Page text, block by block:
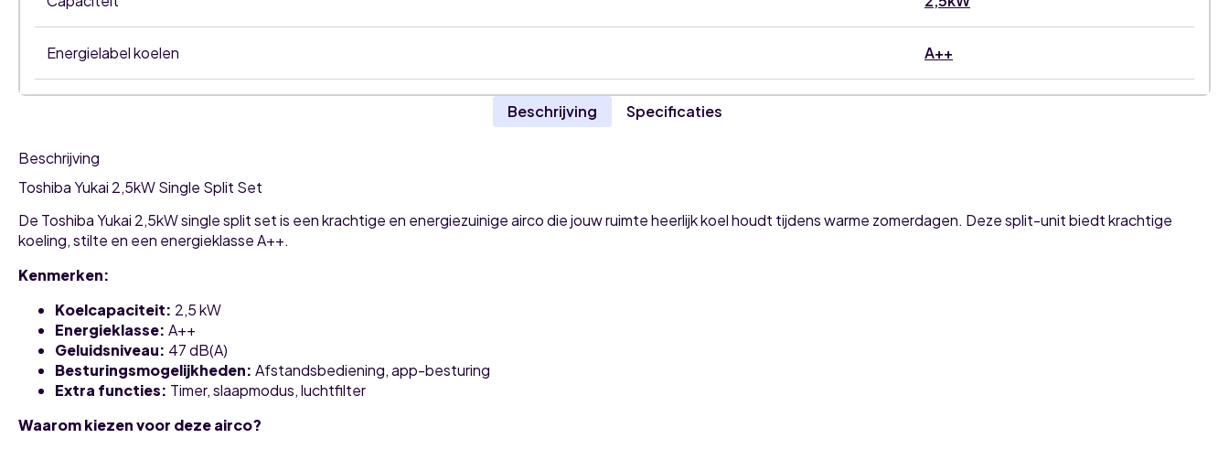
Energielabel koelen A++
Beschrijving Specificaties
Beschrijving
Toshiba Yukai 2,5kW Single Split Set
De Toshiba Yukai 2,5kW single split set is een krachtige en energiezuinige airco die jouw ruimte heerlijk koel houdt tijdens warme zomerdagen. Deze split-unit biedt krachtige
koeling, stilte en een energieklasse A++.
Kenmerken:
Koelcapaciteit: 2,5 kW
Energieklasse: A++
Geluidsniveau: 47 dB(A)
Besturingsmogelijkheden: Afstandsbediening, app-besturing
Extra functies: Timer, slaapmodus, luchtfilter
Waarom kiezen voor deze airco?